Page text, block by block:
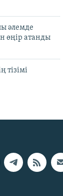
әлемде
өңір атанды
тізімі